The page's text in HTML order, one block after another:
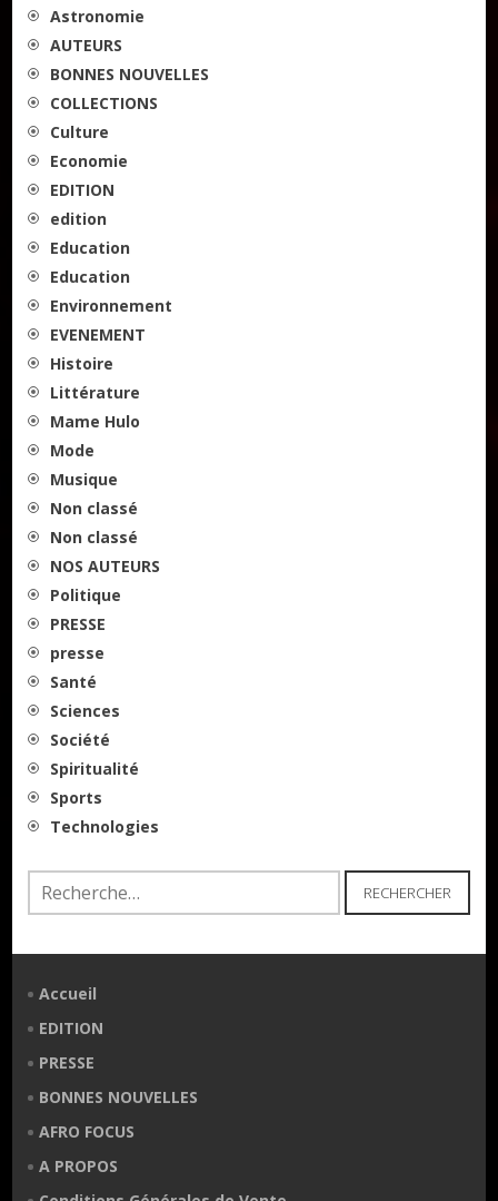
Astronomie
AUTEURS
BONNES NOUVELLES
COLLECTIONS
Culture
Economie
EDITION
edition
Education
Education
Environnement
EVENEMENT
Histoire
Littérature
Mame Hulo
Mode
Musique
Non classé
Non classé
NOS AUTEURS
Politique
PRESSE
presse
Santé
Sciences
Société
Spiritualité
Sports
Technologies
Rechercher :
Accueil
EDITION
PRESSE
BONNES NOUVELLES
AFRO FOCUS
A PROPOS